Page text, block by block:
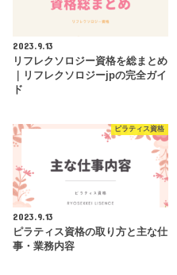
2023.9.13
リフレクソロジー資格を総まとめ
｜リフレクソロジーjpの完全ガイ
ド
ピラティス資格
2023.9.13
ピラティス資格の取り方と主な仕
事・業務内容